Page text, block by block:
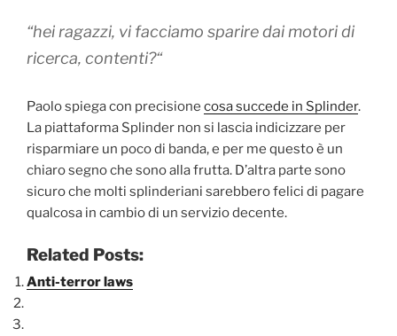
“hei ragazzi, vi facciamo sparire dai motori di
ricerca, contenti?“
Paolo spiega con precisione cosa succede in Splinder.
La piattaforma Splinder non si lascia indicizzare per
risparmiare un poco di banda, e per me questo è un
chiaro segno che sono alla frutta. D’altra parte sono
sicuro che molti splinderiani sarebbero felici di pagare
qualcosa in cambio di un servizio decente.
Related Posts:
Anti-terror laws